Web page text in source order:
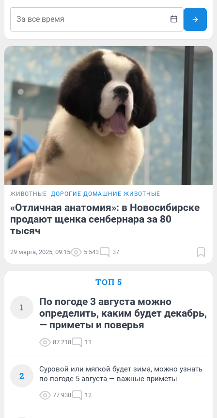
ЖИВОТНЫЕ ДОРОГИЕ ДОМАШНИЕ ЖИВОТНЫЕ
«Отличная анатомия»: в Новосибирске
продают щенка сенбернара за 80
тысяч
29 марта, 2025, 09:15 5 543 37
ТОП 5
1
По погоде 3 августа можно
определить, каким будет декабрь,
— приметы и поверья
87 218 11
2
Суровой или мягкой будет зима, можно узнать
по погоде 5 августа — важные приметы
77 938 12